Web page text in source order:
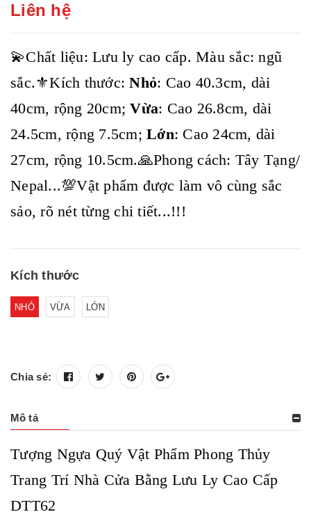
Liên hệ
💫Chất liệu: Lưu ly cao cấp. Màu sắc: ngũ
sắc.⚜️Kích thước:Nhỏ: Cao 40.3cm, dài
40cm, rộng 20cm;Vừa: Cao 26.8cm, dài
24.5cm, rộng 7.5cm; Lớn: Cao 24cm, dài
27cm, rộng 10.5cm.🙏Phong cách: Tây Tạng/
Nepal...💯Vật phẩm được làm vô cùng sắc
sảo, rõ nét từng chi tiết...!!!
Kích thước
NHỎ VỪA LỚN
Chia sẻ:
Mô tả
Tượng Ngựa Quý Vật Phẩm Phong Thủy
Trang Trí Nhà Cửa Bằng Lưu Ly Cao Cấp
DTT62